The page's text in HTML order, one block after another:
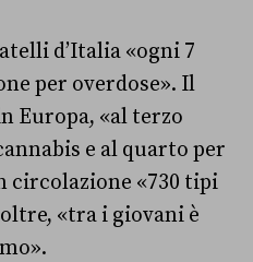
d’Italia «ogni 7
per overdose». Il
Europa, «al terzo
e al quarto per
circolazione «730 tipi
«tra i giovani è